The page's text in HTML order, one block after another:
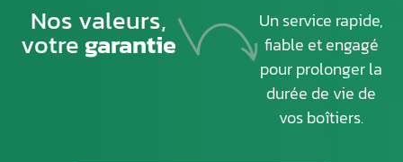
Nos valeurs,
votregarantie
Un service rapide,
fiable et engagé
pour prolonger la
durée de vie de
vos boîtiers.